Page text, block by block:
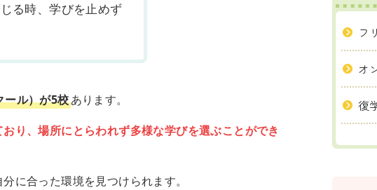
る時、学びを止めず
ール）が5校あります。
り、場所にとらわれず多様な学びを選ぶことができ
に合った環境を見つけられます。
フ
オ
復